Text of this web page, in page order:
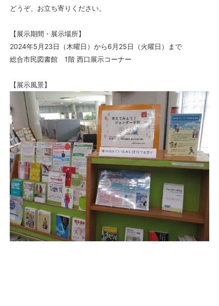
どうぞ、お立ち寄りください。
【展示期間・展示場所】
2024年5月23日（木曜日）から6月25日（火曜日）まで
総合市民図書館 1階 西口展示コーナー
【展示風景】